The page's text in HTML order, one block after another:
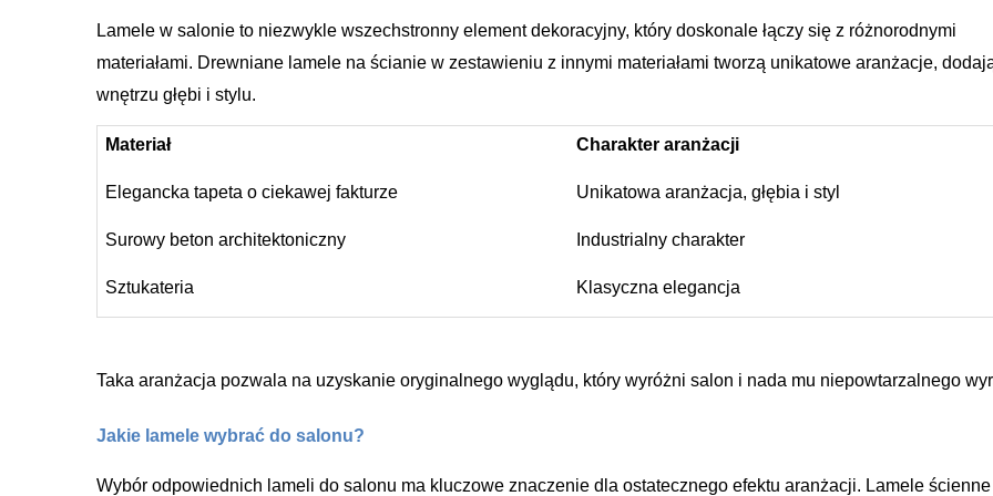
Lamele w salonie to niezwykle wszechstronny element dekoracyjny, który doskonale łączy się z różnorodnymi
materiałami. Drewniane lamele na ścianie w zestawieniu z innymi materiałami tworzą unikatowe aranżacje,
wnętrzu głębi i stylu.
Materiał Charakter aranżacji
Elegancka tapeta o ciekawej fakturze Unikatowa aranżacja, głębia i styl
Surowy beton architektoniczny Industrialny charakter
Sztukateria Klasyczna elegancja
Taka aranżacja pozwala na uzyskanie oryginalnego wyglądu, który wyróżni salon i nada mu niepowtarzalnego
Jakie lamele wybrać do salonu?
Wybór odpowiednich lameli do salonu ma kluczowe znaczenie dla ostatecznego efektu aranżacji. Lamele ścienne